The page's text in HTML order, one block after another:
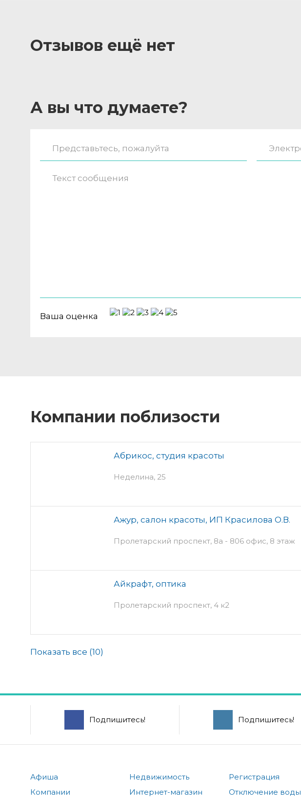
Отзывов ещё нет
А вы что думаете?
Ваша оценка
Компании поблизости
Абрикос, студия красоты
Неделина, 25
Ажур, салон красоты, ИП Красилова О.В.
Пролетарский проспект, 8а - 806 офис, 8 этаж
Айкрафт, оптика
Пролетарский проспект, 4 к2
Показать все (10)
Подпишитесь! Подпишитесь!
Афиша
Компании
Недвижимость
Интернет-магазин
Регистрация
Отключение воды